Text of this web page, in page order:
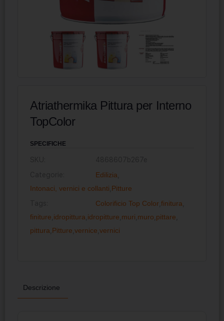
Atriathermika Pittura per Interno
TopColor
SPECIFICHE
Edilizia
Intonaci, vernici e collanti Pitture
Colorificio Top Color ,finitura
finiture idropittura idropitture muri muro pittare
pittura Pitture vernice vernici
Descrizione